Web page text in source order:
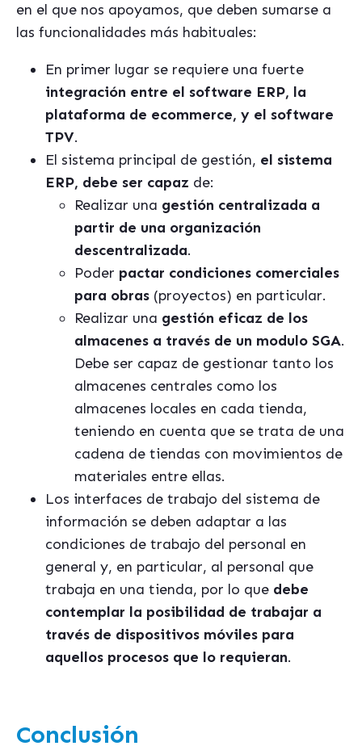
en el que nos apoyamos, que deben sumarse a
las funcionalidades más habituales:
En primer lugar se requiere una fuerte
integración entre el software ERP, la
plataforma de ecommerce, y el software
TPV.
El sistema principal de gestión, el sistema
ERP, debe ser capaz de:
Realizar una gestión centralizada a
partir de una organización
descentralizada.
Poder pactar condiciones comerciales
para obras (proyectos) en particular.
Realizar una gestión eficaz de los
almacenes a través de un modulo SGA.
Debe ser capaz de gestionar tanto los
almacenes centrales como los
almacenes locales en cada tienda,
teniendo en cuenta que se trata de una
cadena de tiendas con movimientos de
materiales entre ellas.
Los interfaces de trabajo del sistema de
información se deben adaptar a las
condiciones de trabajo del personal en
general y, en particular, al personal que
trabaja en una tienda, por lo que debe
contemplar la posibilidad de trabajar a
través de dispositivos móviles para
aquellos procesos que lo requieran.
Conclusión